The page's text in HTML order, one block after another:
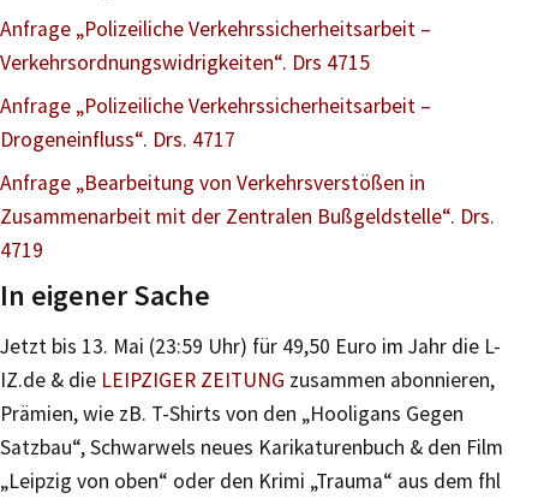
Anfrage „Polizeiliche Verkehrssicherheitsarbeit –
Verkehrsordnungswidrigkeiten“. Drs 4715
Anfrage „Polizeiliche Verkehrssicherheitsarbeit –
Drogeneinfluss“. Drs. 4717
Anfrage „Bearbeitung von Verkehrsverstößen in
Zusammenarbeit mit der Zentralen Bußgeldstelle“. Drs.
4719
In eigener Sache
Jetzt bis 13. Mai (23:59 Uhr) für 49,50 Euro im Jahr die L-
IZ.de & die LEIPZIGER ZEITUNG zusammen abonnieren,
Prämien, wie zB. T-Shirts von den „Hooligans Gegen
Satzbau“, Schwarwels neues Karikaturenbuch & den Film
„Leipzig von oben“ oder den Krimi „Trauma“ aus dem fhl